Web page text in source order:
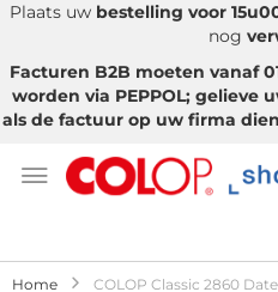
Plaats uw bestelling voor
nog
Facturen B2B moeten vanaf
worden via PEPPOL; gelieve
als de factuur op uw firma
Home COLOP Classic 2860